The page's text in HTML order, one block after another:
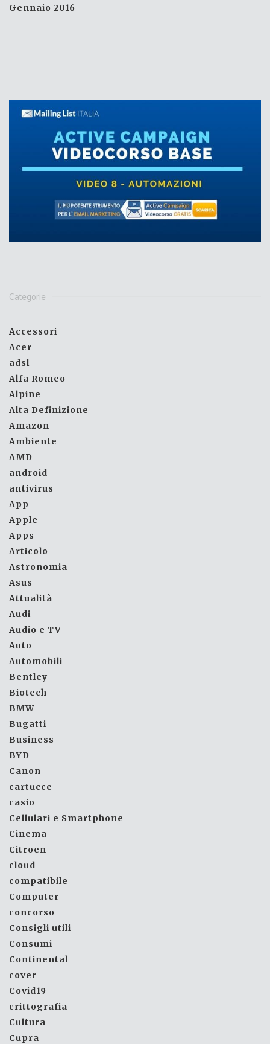
Gennaio 2016
Categorie
Accessori
Acer
adsl
Alfa Romeo
Alpine
Alta Definizione
Amazon
Ambiente
AMD
android
antivirus
App
Apple
Apps
Articolo
Astronomia
Asus
Attualità
Audi
Audio e TV
Auto
Automobili
Bentley
Biotech
BMW
Bugatti
Business
BYD
Canon
cartucce
casio
Cellulari e Smartphone
Cinema
Citroen
cloud
compatibile
Computer
concorso
Consigli utili
Consumi
Continental
cover
Covid19
crittografia
Cultura
Cupra